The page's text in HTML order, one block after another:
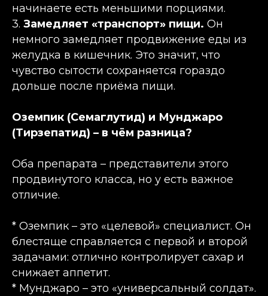
начинаете есть меньшими порциями.
3. Замедляет «транспорт» пищи. Он
немного замедляет продвижение еды из
желудка в кишечник. Это значит, что
чувство сытости сохраняется гораздо
дольше после приёма пищи.
Оземпик (Семаглутид) и Мунджаро
(Тирзепатид) – в чём разница?
Оба препарата – представители этого
продвинутого класса, но у есть важное
отличие.
* Оземпик – это «целевой» специалист. Он
блестяще справляется с первой и второй
задачами: отлично контролирует сахар и
снижает аппетит.
* Мунджаро – это «универсальный солдат».